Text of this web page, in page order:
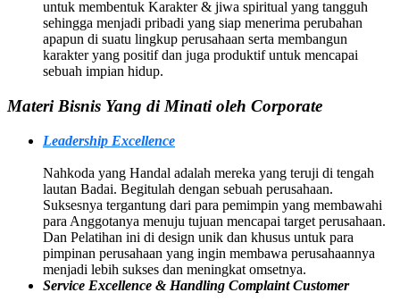
untuk membentuk Karakter & jiwa spiritual yang tangguh
sehingga menjadi pribadi yang siap menerima perubahan
apapun di suatu lingkup perusahaan serta membangun
karakter yang positif dan juga produktif untuk mencapai
sebuah impian hidup.
Materi Bisnis Yang di Minati oleh Corporate
Leadership Excellence
Nahkoda yang Handal adalah mereka yang teruji di tengah
lautan Badai. Begitulah dengan sebuah perusahaan.
Suksesnya tergantung dari para pemimpin yang membawahi
para Anggotanya menuju tujuan mencapai target perusahaan.
Dan Pelatihan ini di design unik dan khusus untuk para
pimpinan perusahaan yang ingin membawa perusahaannya
menjadi lebih sukses dan meningkat omsetnya.
Service Excellence & Handling Complaint Customer